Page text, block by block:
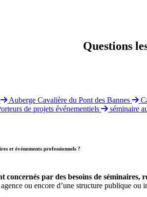
Questions
Auberge Cavalière du Pont des Bannes
de projets événementiels séminaire
et événements professionnels ?
concernés par des besoins de
ou encore d’une structure publique